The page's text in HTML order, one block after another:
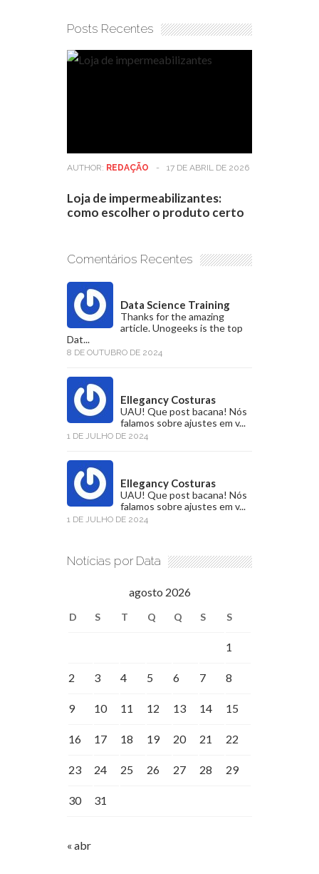
Posts Recentes
AUTHOR: REDAÇÃO - 17 DE ABRIL DE 2026
Loja de impermeabilizantes:
como escolher o produto certo
Comentários Recentes
Data Science Training
Thanks for the amazing
article. Unogeeks is the top
Dat...
8 DE OUTUBRO DE 2024
Ellegancy Costuras
UAU! Que post bacana! Nós
falamos sobre ajustes em v...
1 DE JULHO DE 2024
Ellegancy Costuras
UAU! Que post bacana! Nós
falamos sobre ajustes em v...
1 DE JULHO DE 2024
Notícias por Data
agosto 2026
D S T Q Q S S
1
2 3 4 5 6 7 8
9 10 11 12 13 14 15
16 17 18 19 20 21 22
23 24 25 26 27 28 29
30 31
« abr